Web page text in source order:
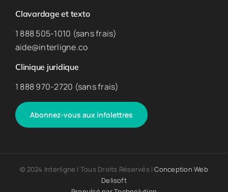
Clavardage et texto
1 888 505-1010 (sans frais)
aide@interligne.co
Clinique juridique
1 888 970-2720 (sans frais)
Abonnez-vous aux infolettres
© 2024 Interligne | Tous Droits Réservés |Conception Web
Delisoft